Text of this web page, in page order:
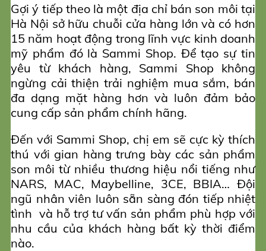
Gợi ý tiếp theo là một địa chỉ bán son môi tại
Hà Nội sở hữu chuỗi cửa hàng lớn và có hơn
15 năm hoạt động trong lĩnh vực kinh doanh
mỹ phẩm đó là Sammi Shop. Để tạo sự tin
yêu từ khách hàng, Sammi Shop không
ngừng cải thiện trải nghiệm mua sắm, bán
đa dạng mặt hàng hơn và luôn đảm bảo
cung cấp sản phẩm chính hãng.
Đến với Sammi Shop, chị em sẽ cực kỳ thích
thú với gian hàng trưng bày các sản phẩm
son môi từ nhiều thương hiệu nổi tiếng như
NARS, MAC, Maybelline, 3CE, BBIA… Đội
ngũ nhân viên luôn sẵn sàng đón tiếp nhiệt
tình và hỗ trợ tư vấn sản phẩm phù hợp với
nhu cầu của khách hàng bất kỳ thời điểm
nào.